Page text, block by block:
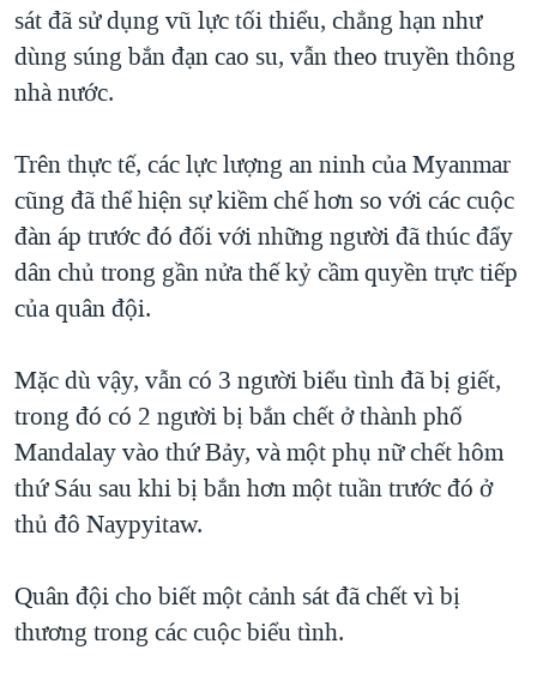
sát đã sử dụng vũ lực tối thiểu, chẳng hạn như
dùng súng bắn đạn cao su, vẫn theo truyền thông
nhà nước.
Trên thực tế, các lực lượng an ninh của Myanmar
cũng đã thể hiện sự kiềm chế hơn so với các cuộc
đàn áp trước đó đối với những người đã thúc đẩy
dân chủ trong gần nửa thế kỷ cầm quyền trực tiếp
của quân đội.
Mặc dù vậy, vẫn có 3 người biểu tình đã bị giết,
trong đó có 2 người bị bắn chết ở thành phố
Mandalay vào thứ Bảy, và một phụ nữ chết hôm
thứ Sáu sau khi bị bắn hơn một tuần trước đó ở
thủ đô Naypyitaw.
Quân đội cho biết một cảnh sát đã chết vì bị
thương trong các cuộc biểu tình.